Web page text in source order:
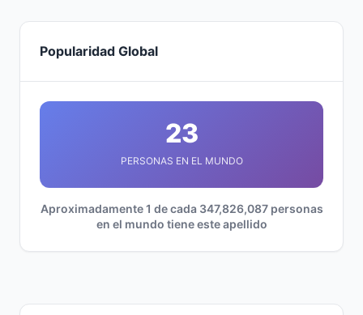
Popularidad Global
23
PERSONAS EN EL MUNDO
Aproximadamente 1 de cada 347,826,087 personas
en el mundo tiene este apellido